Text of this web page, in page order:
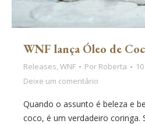
WNF lança Óleo de
Releases, WNF Por Roberta
Deixe um comentário
Quando o assunto é beleza e
coco, é um verdadeiro coringa.